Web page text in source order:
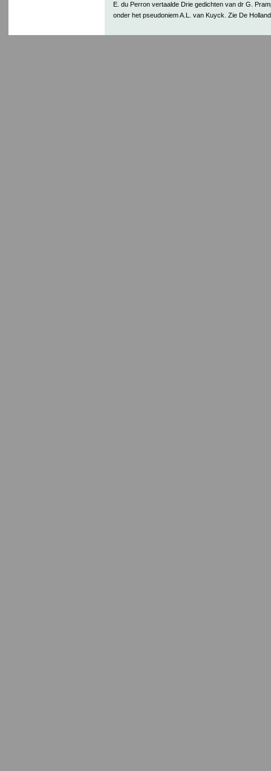
E. du Perron vertaalde Drie gedichten van dr G.
onder het pseudoniem A.L. van Kuyck. Zie De